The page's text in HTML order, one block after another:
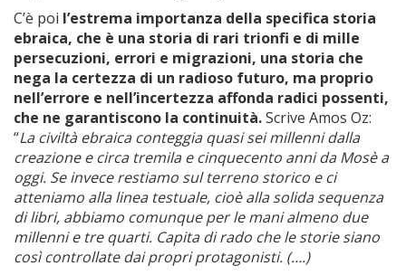
C’è poi l’estrema importanza della specifica storia
ebraica, che è una storia di rari trionfi e di mille
persecuzioni, errori e migrazioni, una storia che
nega la certezza di un radioso futuro, ma proprio
nell’errore e nell’incertezza affonda radici possenti,
che ne garantiscono la continuità.Scrive Amos Oz:
“La civiltà ebraica conteggia quasi sei millenni dalla
creazione e circa tremila e cinquecento anni da Mosè a
oggi. Se invece restiamo sul terreno storico e ci
atteniamo alla linea testuale, cioè alla solida sequenza
di libri, abbiamo comunque per le mani almeno due
millenni e tre quarti. Capita di rado che le storie siano
così controllate dai propri protagonisti. (….)